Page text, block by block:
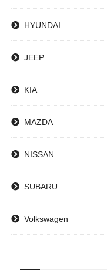
HYUNDAI
JEEP
KIA
MAZDA
NISSAN
SUBARU
Volkswagen